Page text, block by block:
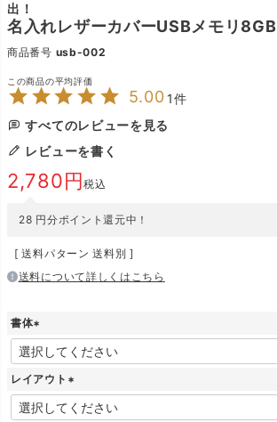
出！
名入れレザーカバーUSBメモリ8GB
商品番号 usb-002
5.00 1
すべてのレビューを見る
レビューを書く
2,780 税込
28 円分ポイント還元中！
送料パターン 送料別
送料について詳しくはこちら
書体
(
必
須
レイアウト
(
必